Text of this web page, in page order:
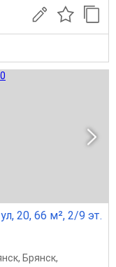
20, 66 м², 2/9 эт.
, Брянск,